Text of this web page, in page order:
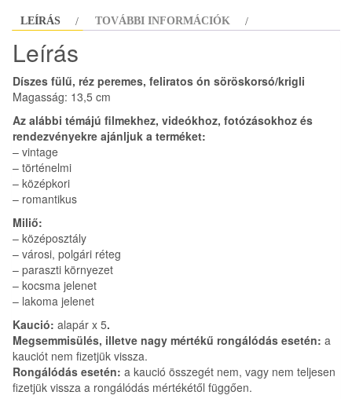
LEÍRÁS TOVÁBBI INFORMÁCIÓK
Leírás
Díszes fülű, réz peremes, feliratos ón söröskorsó/krigli
Magasság: 13,5 cm
Az alábbi témájú filmekhez, videókhoz, fotózásokhoz és
rendezvényekre ajánljuk a terméket:
– vintage
– történelmi
– középkori
– romantikus
Miliő:
– középosztály
– városi, polgári réteg
– paraszti környezet
– kocsma jelenet
– lakoma jelenet
Kaució: alapár x 5.
Megsemmisülés, illetve nagy mértékű rongálódás esetén: a
kauciót nem fizetjük vissza.
Rongálódás esetén: a kaució összegét nem, vagy nem teljesen
fizetjük vissza a rongálódás mértékétől függően.